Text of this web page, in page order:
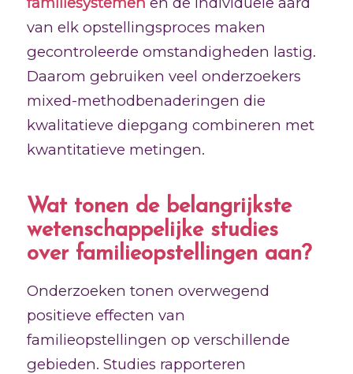
van elk opstellingsproces maken
gecontroleerde omstandigheden lastig.
Daarom gebruiken veel onderzoekers
mixed-methodbenaderingen die
kwalitatieve diepgang combineren met
kwantitatieve metingen.
Wat tonen de belangrijkste
wetenschappelijke studies
over familieopstellingen aan?
Onderzoeken tonen overwegend
positieve effecten van
familieopstellingen op verschillende
gebieden. Studies rapporteren